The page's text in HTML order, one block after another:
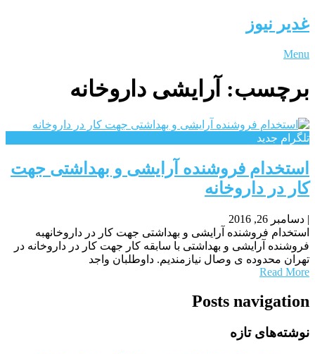
غدیر نیوز
Menu
برچسب: آرایشی داروخانه
تلگرام جدید
استخدام فروشنده آرایشی و بهداشتی جهت
کار در داروخانه
| دسامبر 26, 2016
استخدام فروشنده آرایشی و بهداشتی جهت کار در داروخانهبه
فروشنده آرایشی و بهداشتی با سابقه کار جهت کار در داروخانه در
تهران محدوده ی وصال نیازمندیم. داوطلبان واجد
Read More
Posts navigation
نوشته‌های تازه